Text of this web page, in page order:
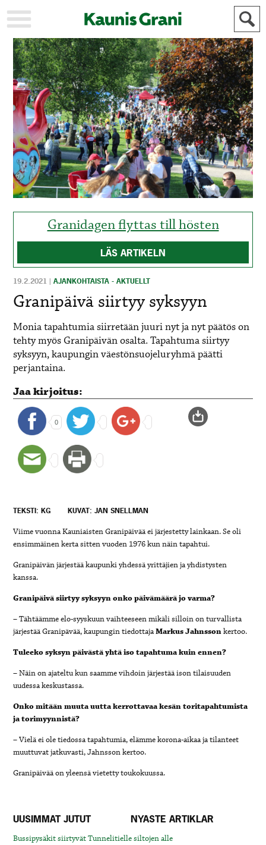
KAUPUNKI
STADEN
AJANKOHTAISTA
AKTUELLT
URHEILU
IDROTT
KULTTUURI
KULTUR
HISTORIA
HISTORIA
YLEINEN
ALLMÄN
MAINOSTAJILLE
FÖR
ANNONSÖRER
Granidagen flyttas till hösten
LÄS ARTIKELN
19.2.2021 |AJANKOHTAISTA - AKTUELLT
Granipäivä siirtyy syksyyn
Monia tapahtumia siirretään juuri nyt ja nyt päätös on
tehty myös Granipäivän osalta. Tapahtuma siirtyy
syksyyn, kaupungin väestönsuojeluryhmä päätti
perjantaina.
Jaa kirjoitus:
0
TEKSTI: KG KUVAT: JAN SNELLMAN
Viime vuonna Kauniaisten Granipäivää ei järjestetty lainkaan. Se oli
ensimmäinen kerta sitten vuoden 1976 kun näin tapahtui.
Granipäivän järjestää kaupunki yhdessä yrittäjien ja yhdistysten
kanssa.
Granipäivä siirtyy syksyyn onko päivämäärä jo varma?
– Tähtäämme elo-syyskuun vaihteeseen mikäli silloin on turvallista
järjestää Granipävää, kaupungin tiedottajaMarkus Jahnssonkertoo.
Tuleeko syksyn päivästä yhtä iso tapahtuma kuin ennen?
– Näin on ajateltu kun saamme vihdoin järjestää ison tilaisuuden
uudessa keskustassa.
Onko mitään muuta uutta kerrottavaa kesän toritapahtumista
ja torimyynnistä?
– Vielä ei ole tiedossa tapahtumia, elämme korona-aikaa ja tilanteet
muuttuvat jatkuvasti, Jahnsson kertoo.
Granipäivää on yleensä vietetty toukokuussa.
UUSIMMAT JUTUT NYASTE ARTIKLAR
Bussipysäkit siirtyvät Tunnelitielle siltojen alle